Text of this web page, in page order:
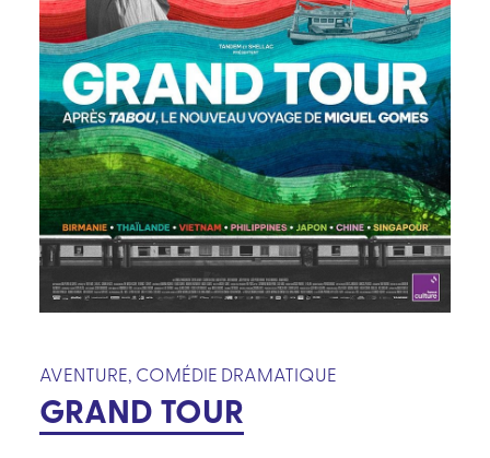
AVENTURE, COMÉDIE DRAMATIQUE
GRAND TOUR